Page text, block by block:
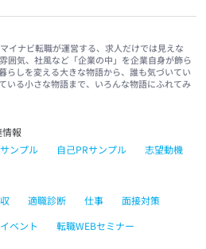
イナビ転職が運営する、求人だけでは見えな
囲気、社風など「企業の中」を企業自身が飾ら
らしを変える大きな物語から、誰も気づいてい
いる小さな物語まで、いろんな物語にふれてみ
報
ンプル 自己PRサンプル
志望動機
適職診断 仕事
面接対策
ベント 転職WEBセミナー